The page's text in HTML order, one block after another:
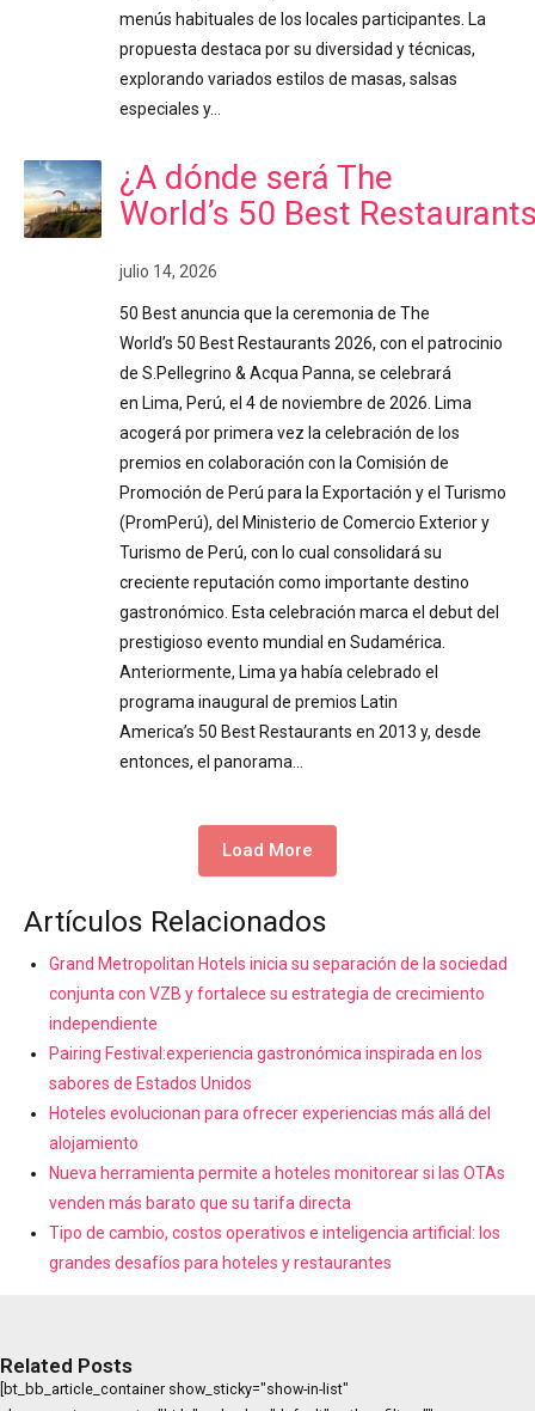
menús habituales de los locales participantes. La
propuesta destaca por su diversidad y técnicas,
explorando variados estilos de masas, salsas
especiales y…
¿A dónde será The
World’s 50 Best
julio 14, 2026
50 Best anuncia que la ceremonia de The
World’s 50 Best Restaurants 2026, con el patrocinio
de S.Pellegrino & Acqua Panna, se celebrará
en Lima, Perú, el 4 de noviembre de 2026. Lima
acogerá por primera vez la celebración de los
premios en colaboración con la Comisión de
Promoción de Perú para la Exportación y el Turismo
(PromPerú), del Ministerio de Comercio Exterior y
Turismo de Perú, con lo cual consolidará su
creciente reputación como importante destino
gastronómico. Esta celebración marca el debut del
prestigioso evento mundial en Sudamérica.
Anteriormente, Lima ya había celebrado el
programa inaugural de premios Latin
America’s 50 Best Restaurants en 2013 y, desde
entonces, el panorama…
Load More
Artículos Relacionados
Grand Metropolitan Hotels inicia su separación de la sociedad
conjunta con VZB y fortalece su estrategia de crecimiento
independiente
Pairing Festival:experiencia gastronómica inspirada en los
sabores de Estados Unidos
Hoteles evolucionan para ofrecer experiencias más allá del
alojamiento
Nueva herramienta permite a hoteles monitorear si las OTAs
venden más barato que su tarifa directa
Tipo de cambio, costos operativos e inteligencia artificial: los
grandes desafíos para hoteles y restaurantes
Related Posts
[bt_bb_article_container show_sticky="show-in-list"